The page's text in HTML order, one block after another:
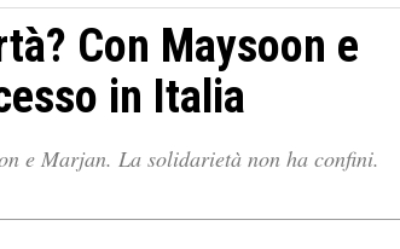
Con Maysoon e
in Italia
e Marjan. La solidarietà non ha confini.